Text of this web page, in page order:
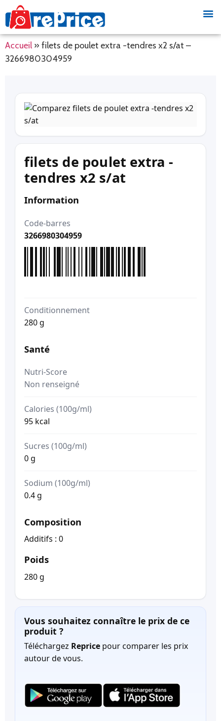
Accueil » filets de poulet extra -tendres x2 s/at –
3266980304959
filets de poulet extra -
tendres x2 s/at
Information
Code-barres
3266980304959
Conditionnement
280 g
Santé
Nutri-Score
Non renseigné
Calories (100g/ml)
95 kcal
Sucres (100g/ml)
0 g
Sodium (100g/ml)
0.4 g
Composition
Additifs : 0
Poids
280 g
Vous souhaitez connaître le prix de ce
produit ?
Téléchargez Reprice pour comparer les prix
autour de vous.